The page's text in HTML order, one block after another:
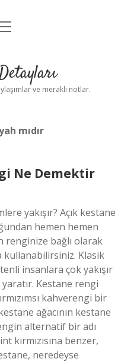
Uyarı ve meraklı notlar.
mıdır
Ne Demektir
yakışır? Açık kestane
hemen hemen
renginize bağlı olarak
kullanabilirsiniz. Klasik
insanlara çok yakışır
Kestane rengi
kahverengi bir
ağacının kestane
alternatif bir adı
kırmızısına benzer,
neredeyse